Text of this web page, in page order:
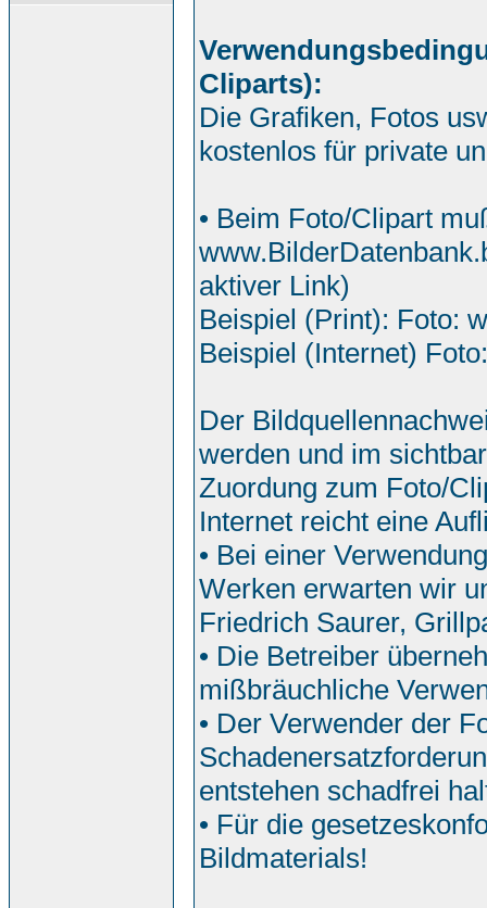
Cliparts):
Die Grafiken, Fotos
kostenlos für private
• Beim Foto/Clipart
aktiver Link)
Beispiel (Print): Foto:
Beispiel (Internet)
Der
werden und im
Zuordung zum Foto/
Internet reicht eine
• Bei einer
Werken erwarten wir
Friedrich Saurer,
• Die Betreiber
mißbräuchliche
• Der Verwender der
entstehen schadfrei
• Für die
Bildmaterials!